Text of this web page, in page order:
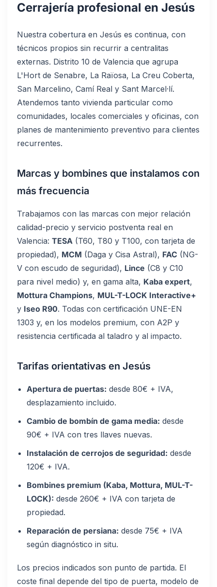
Cerrajería profesional en Jesús
Nuestra cobertura en Jesús es continua, con
técnicos propios sin recurrir a centralitas
externas. Distrito 10 de Valencia que agrupa
L'Hort de Senabre, La Raïosa, La Creu Coberta,
San Marcelino, Camí Real y Sant Marcel·lí.
Atendemos tanto vivienda particular como
comunidades, locales comerciales y oficinas, con
planes de mantenimiento preventivo para clientes
recurrentes.
Marcas y bombines que instalamos con
más frecuencia
Trabajamos con las marcas con mejor relación
calidad-precio y servicio postventa real en
Valencia: TESA (T60, T80 y T100, con tarjeta de
propiedad), MCM (Daga y Cisa Astral), FAC (NG-
V con escudo de seguridad), Lince (C8 y C10
para nivel medio) y, en gama alta, Kaba expert,
Mottura Champions, MUL-T-LOCK Interactive+
y Iseo R90. Todas con certificación UNE-EN
1303 y, en los modelos premium, con A2P y
resistencia certificada al taladro y al impacto.
Tarifas orientativas en Jesús
Apertura de puertas: desde 80€ + IVA,
desplazamiento incluido.
Cambio de bombín de gama media: desde
90€ + IVA con tres llaves nuevas.
Instalación de cerrojos de seguridad: desde
120€ + IVA.
Bombines premium (Kaba, Mottura, MUL-T-
LOCK): desde 260€ + IVA con tarjeta de
propiedad.
Reparación de persiana: desde 75€ + IVA
según diagnóstico in situ.
Los precios indicados son punto de partida. El
coste final depende del tipo de puerta, modelo de